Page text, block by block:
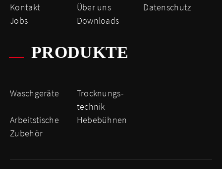
Kontakt
Über uns
Datenschutz
Jobs
Downloads
PRODUKTE
Waschgeräte
Trocknungs­
technik
Arbeitstische
Hebebühnen
Zubehör